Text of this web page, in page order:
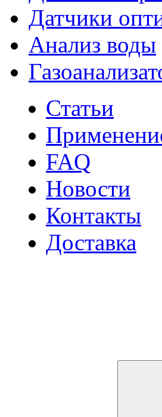
Датчики
Анализ воды
Статьи
FAQ
Новости
Контакты
Доставка